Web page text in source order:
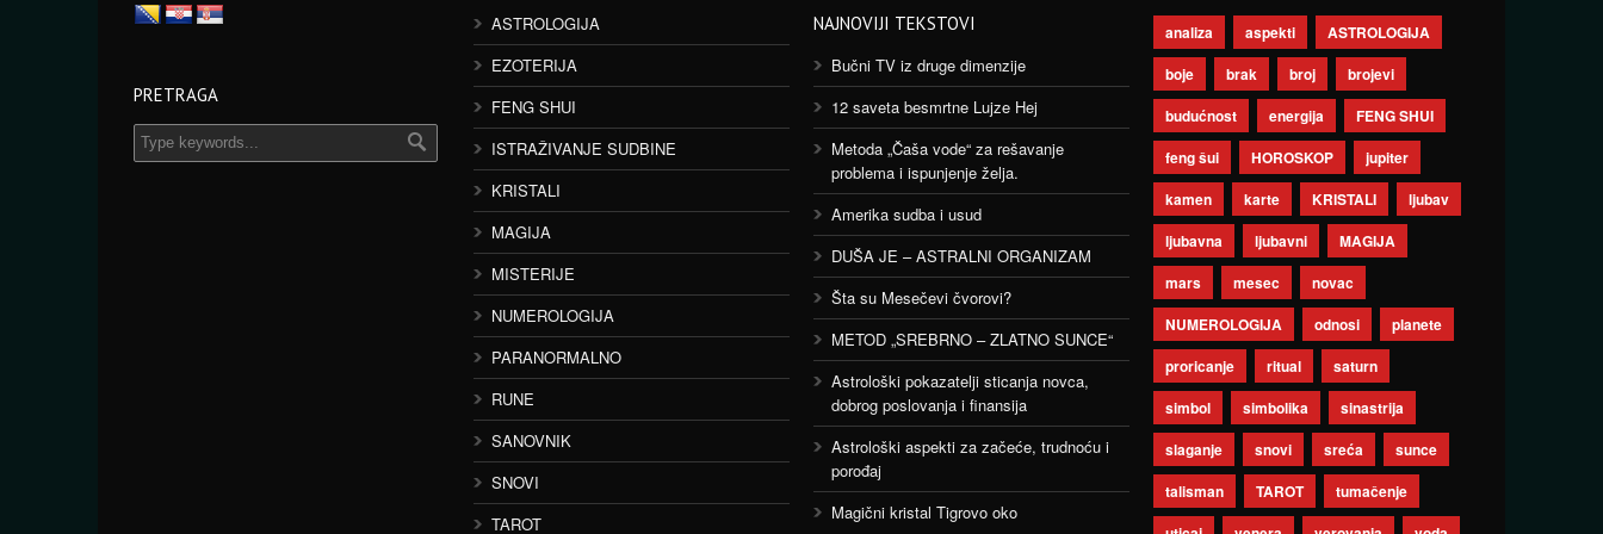
PRETRAGA
ASTROLOGIJA
EZOTERIJA
FENG SHUI
ISTRAŽIVANJE SUDBINE
KRISTALI
MAGIJA
MISTERIJE
NUMEROLOGIJA
PARANORMALNO
RUNE
SANOVNIK
SNOVI
TAROT
NAJNOVIJI TEKSTOVI
Bučni TV iz druge dimenzije
12 saveta besmrtne Lujze Hej
Metoda „Čaša vode“ za rešavanje
problema i ispunjenje želja.
Amerika sudba i usud
DUŠA JE – ASTRALNI ORGANIZAM
Šta su Mesečevi čvorovi?
METOD „SREBRNO – ZLATNO SUNCE“
Astrološki pokazatelji sticanja novca,
dobrog poslovanja i finansija
Astrološki aspekti za začeće, trudnoću i
porođaj
Magični kristal Tigrovo oko
analiza aspekti
ASTROLOGIJA
boje
brak broj
brojevi
budućnost
energija
FENG SHUI
feng šui
HOROSKOP
jupiter
kamen
karte KRISTALI
ljubav
ljubavna
ljubavni
MAGIJA
mars
mesec
novac
NUMEROLOGIJA
odnosi
planete
proricanje
ritual
saturn
simbol
simbolika
sinastrija
slaganje
snovi sreća
sunce
talisman
TAROT
tumačenje